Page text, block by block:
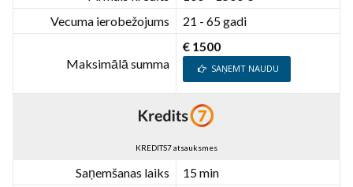
Vecuma ierobežojums
21 - 65 gadi
Maksimālā summa
€ 1500
SAŅEMT NAUDU
KREDITS7 atsauksmes
Saņemšanas laiks
15 min